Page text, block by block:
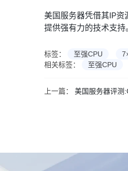
美国服务器凭借其IP
提供强有力的技术支
标签： 至强CPU
相关标签：
至强CPU
上一篇： 美国服务器评测